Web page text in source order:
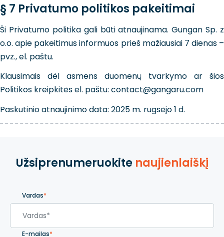
§ 7 Privatumo politikos pakeitimai
Ši Privatumo politika gali būti atnaujinama. Gungan Sp. z
o.o. apie pakeitimus informuos prieš mažiausiai 7 dienas –
pvz., el. paštu.
Klausimais dėl asmens duomenų tvarkymo ar šios
Politikos kreipkitės el. paštu: contact@gangaru.com
Paskutinio atnaujinimo data: 2025 m. rugsėjo 1 d.
Užsiprenumeruokite naujienlaiškį
Vardas*
E-mailas*